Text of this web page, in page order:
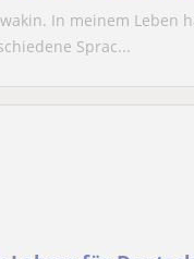
In meinem Leben
Sprac...